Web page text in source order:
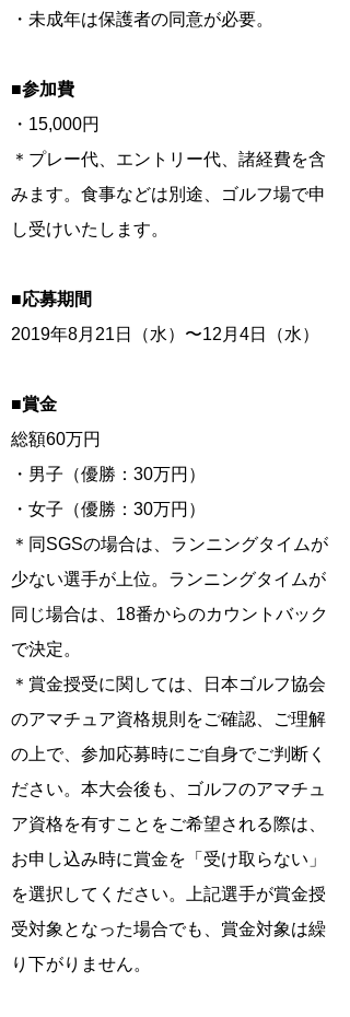
・未成年は保護者の同意が必要。
■参加費
・15,000円
＊プレー代、エントリー代、諸経費を含
みます。食事などは別途、ゴルフ場で申
し受けいたします。
■応募期間
2019年8月21日（水）〜12月4日（水）
■賞金
総額60万円
・男子（優勝：30万円）
・女子（優勝：30万円）
​＊同SGSの場合は、ランニングタイムが
少ない選手が上位。ランニングタイムが
同じ場合は、18番からのカウントバック
で決定。
＊賞金授受に関しては、日本ゴルフ協会
のアマチュア資格規則をご確認、ご理解
の上で、参加応募時にご自身でご判断く
ださい。本大会後も、ゴルフのアマチュ
ア資格を有すことをご希望される際は、
お申し込み時に賞金を「受け取らない」
を選択してください。上記選手が賞金授
受対象となった場合でも、賞金対象は繰
り下がりません。